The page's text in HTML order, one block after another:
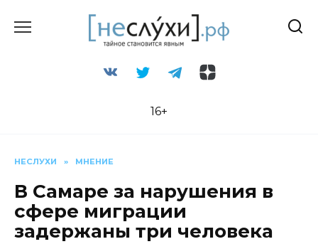
16+
НЕСЛУХИ » МНЕНИЕ
В Самаре за нарушения в
сфере миграции
задержаны три человека